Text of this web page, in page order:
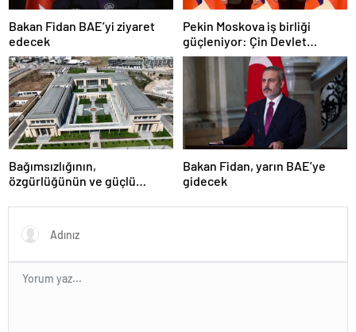
Bakan Fidan BAE’yi ziyaret
edecek
Pekin Moskova iş birliği
güçleniyor: Çin Devlet
Başkanı Zafer Günü için
Rusya’da olacak
Bağımsızlığının,
özgürlüğünün ve güçlü
Türkiye’den Yavru Vatan’a dev
eserler…
Bakan Fidan, yarın BAE’ye
gidecek